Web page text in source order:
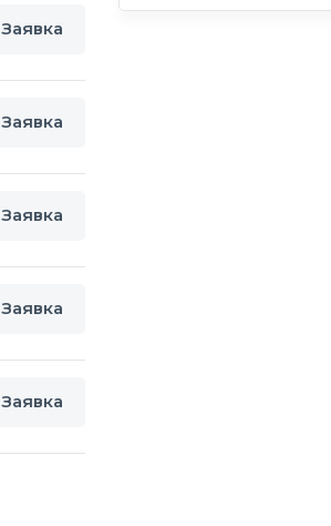
Заявка
Заявка
Заявка
Заявка
Заявка